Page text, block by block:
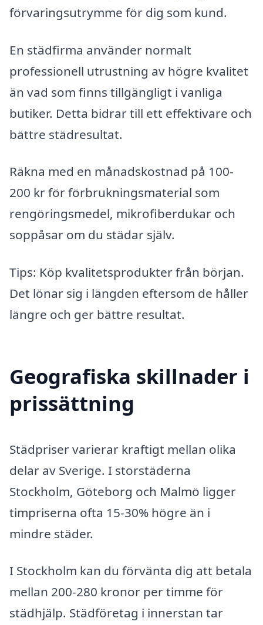
förvaringsutrymme för dig som kund.
En städfirma använder normalt
professionell utrustning av högre kvalitet
än vad som finns tillgängligt i vanliga
butiker. Detta bidrar till ett effektivare och
bättre städresultat.
Räkna med en månadskostnad på 100-
200 kr för förbrukningsmaterial som
rengöringsmedel, mikrofiberdukar och
soppåsar om du städar själv.
Tips: Köp kvalitetsprodukter från början.
Det lönar sig i längden eftersom de håller
längre och ger bättre resultat.
Geografiska skillnader i
prissättning
Städpriser varierar kraftigt mellan olika
delar av Sverige. I storstäderna
Stockholm, Göteborg och Malmö ligger
timpriserna ofta 15-30% högre än i
mindre städer.
I Stockholm kan du förvänta dig att betala
mellan 200-280 kronor per timme för
städhjälp. Städföretag i innerstan tar